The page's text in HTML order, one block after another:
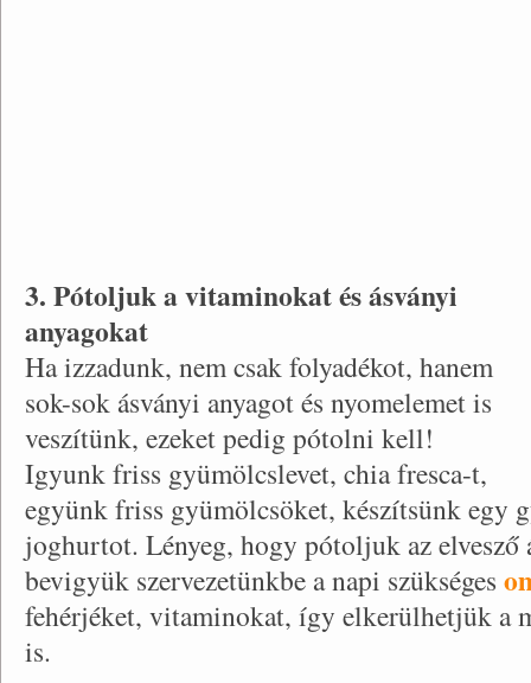
3. Pótoljuk a vitaminokat és ásványi
anyagokat
Ha izzadunk, nem csak folyadékot, hanem
sok-sok ásványi anyagot és nyomelemet is
veszítünk, ezeket pedig pótolni kell!
Igyunk friss gyümölcslevet, chia fresca-t,
együnk friss gyümölcsöket, készítsünk egy
joghurtot. Lényeg, hogy pótoljuk az elvesző
bevigyük szervezetünkbe a napi szükséges
fehérjéket, vitaminokat, így elkerülhetjük a
is.